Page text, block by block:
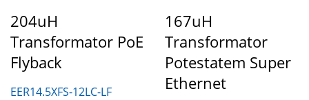
204uH
Transformator PoE
Flyback
EER14.5XFS-12LC-LF
167uH
Transformator
Potestatem Super
Ethernet